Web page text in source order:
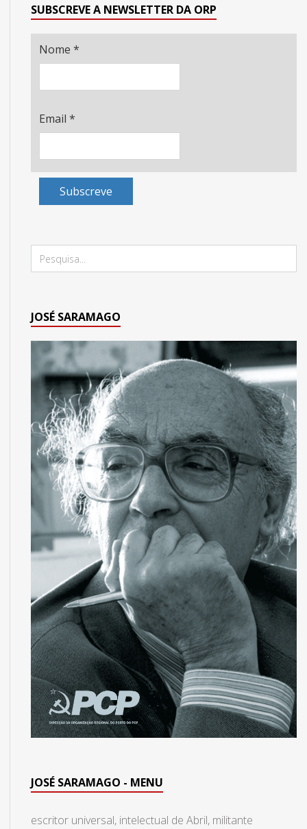
SUBSCREVE A NEWSLETTER DA ORP
Nome *
Email *
Subscreve
JOSÉ SARAMAGO
JOSÉ SARAMAGO - MENU
escritor universal, intelectual de Abril, militante